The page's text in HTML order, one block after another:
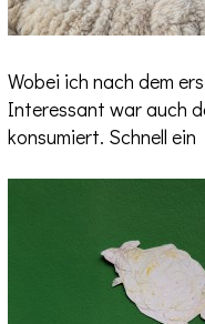
Wobei ich nach dem
Interessant war auch
konsumiert. Schnell